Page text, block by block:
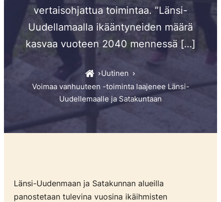
vertaisohjattua toimintaa. ”Länsi-
Uudellamaalla ikääntyneiden määrä
kasvaa vuoteen 2040 mennessä […]
Uutinen
Voimaa vanhuuteen -toiminta laajenee Länsi-
Uudellemaalle ja Satakuntaan
Länsi-Uudenmaan ja Satakunnan alueilla
panostetaan tulevina vuosina ikäihmisten